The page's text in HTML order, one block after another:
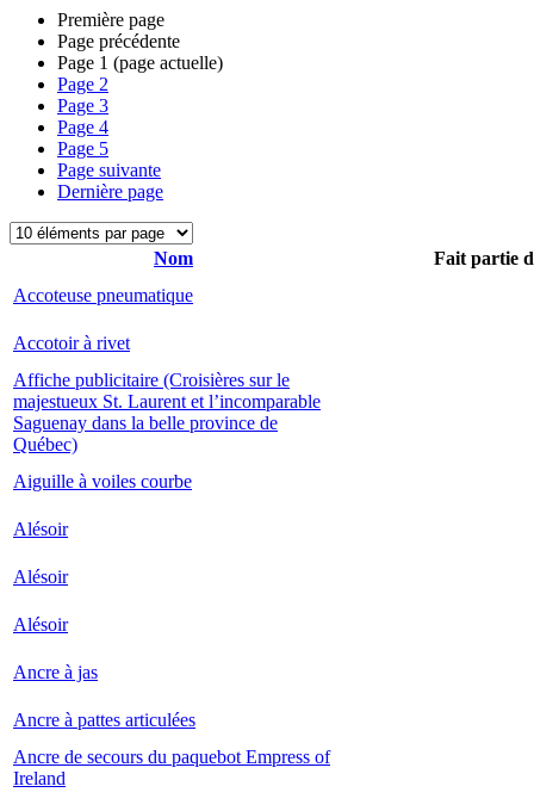
Première page
Page précédente
Page 1 (page actuelle)
Page 2
Page 3
Page 4
Page 5
Page suivante
Dernière page
Nom
Fait partie
Accoteuse pneumatique
Accotoir à rivet
Affiche publicitaire (Croisières sur le
majestueux St. Laurent et l’incomparable
Saguenay dans la belle province de
Québec)
Aiguille à voiles courbe
Alésoir
Alésoir
Alésoir
Ancre à jas
Ancre à pattes articulées
Ancre de secours du paquebot Empress of
Ireland